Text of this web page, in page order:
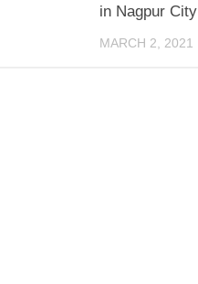
in Nagpur City
MARCH 2, 2021